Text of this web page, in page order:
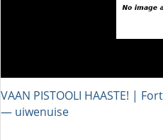
VAAN PISTOOLI HAASTE! |
― uiwenuise